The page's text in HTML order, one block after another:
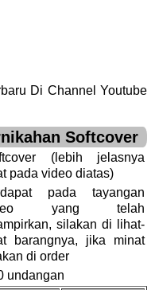
Di Channel Youtube
Softcover
(lebih jelasnya
pada video diatas)
pada tayangan
yang telah
silakan di lihat-
barangnya, jika minat
di order
undangan